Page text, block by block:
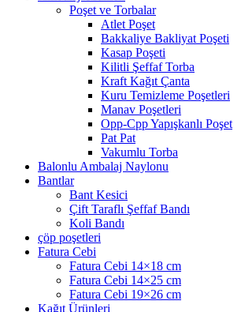
Poşet ve Torbalar
Atlet Poşet
Bakkaliye Bakliyat Poşeti
Kasap Poşeti
Kilitli Şeffaf Torba
Kraft Kağıt Çanta
Kuru Temizleme Poşetleri
Manav Poşetleri
Opp-Cpp Yapışkanlı Poşet
Pat Pat
Vakumlu Torba
Balonlu Ambalaj Naylonu
Bantlar
Bant Kesici
Çift Taraflı Şeffaf Bandı
Koli Bandı
çöp poşetleri
Fatura Cebi
Fatura Cebi 14×18 cm
Fatura Cebi 14×25 cm
Fatura Cebi 19×26 cm
Kağıt Ürünleri